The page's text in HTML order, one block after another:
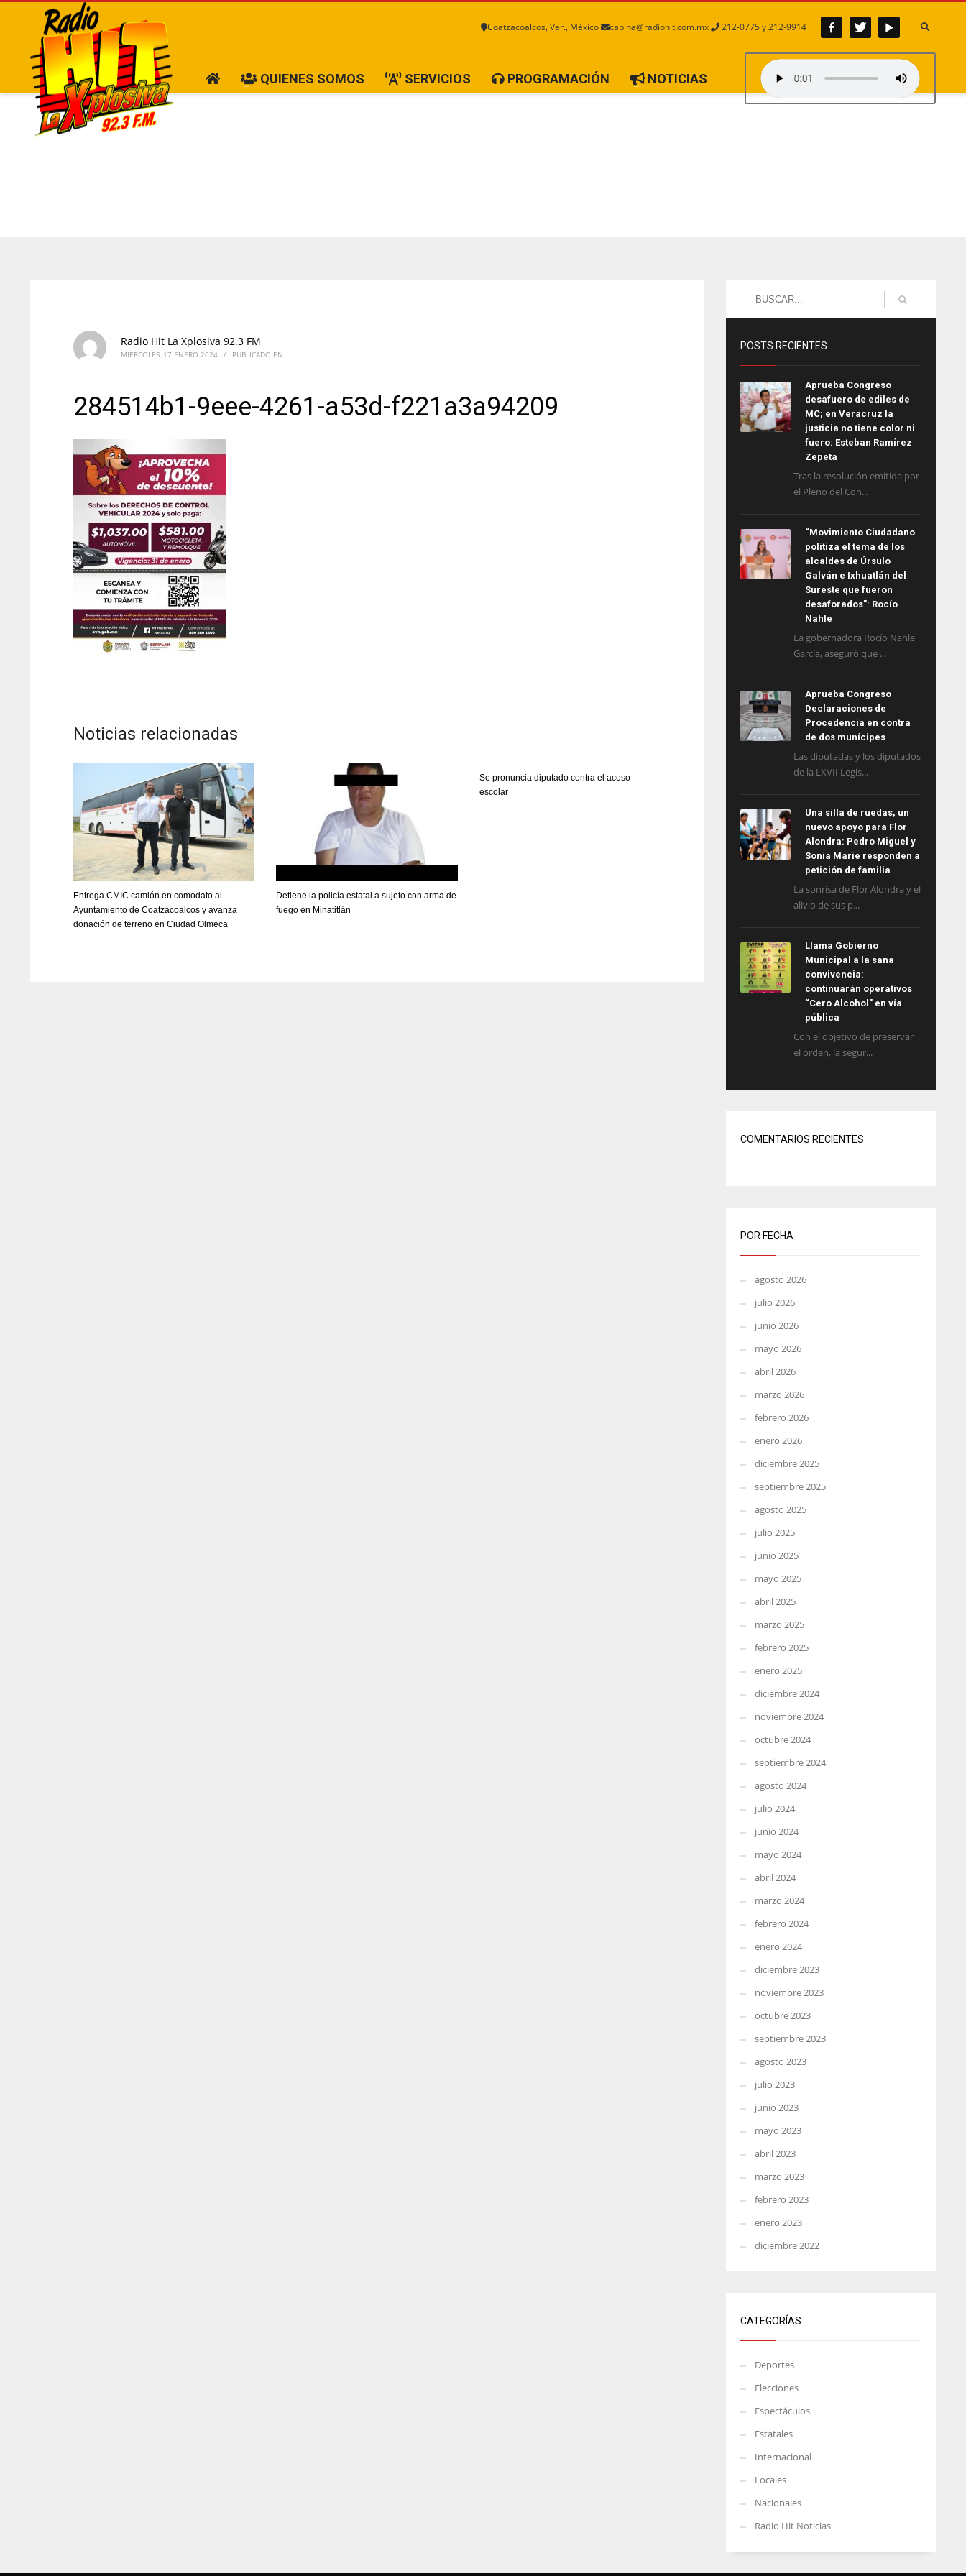
Coatzacoalcos, Ver., México cabina@radiohit.com.mx 212-0775 y 212-9914
QUIENES SOMOS SERVICIOS PROGRAMACIÓN NOTICIAS
Radio Hit La Xplosiva 92.3 FM
MIÉRCOLES, 17 ENERO 2024 / PUBLICADO EN
284514b1-9eee-4261-a53d-f221a3a94209
Noticias relacionadas
Entrega CMIC camión en comodato al
Ayuntamiento de Coatzacoalcos y avanza
donación de terreno en Ciudad Olmeca
Detiene la policía estatal a sujeto con arma de
fuego en Minatitlán
Se pronuncia diputado contra el acoso
escolar
POSTS RECIENTES
Aprueba Congreso
desafuero de ediles de
MC; en Veracruz la
justicia no tiene color ni
fuero: Esteban Ramírez
Zepeta
Tras la resolución emitida por
el Pleno del Con...
“Movimiento Ciudadano
politiza el tema de los
alcaldes de Úrsulo
Galván e Ixhuatlán del
Sureste que fueron
desaforados”: Rocío
Nahle
La gobernadora Rocío Nahle
García, aseguró que ...
Aprueba Congreso
Declaraciones de
Procedencia en contra
de dos munícipes
Las diputadas y los diputados
de la LXVII Legis...
Una silla de ruedas, un
nuevo apoyo para Flor
Alondra: Pedro Miguel y
Sonia Marie responden a
petición de familia
La sonrisa de Flor Alondra y el
alivio de sus p...
Llama Gobierno
Municipal a la sana
convivencia:
continuarán operativos
“Cero Alcohol” en vía
pública
Con el objetivo de preservar
el orden, la segur...
COMENTARIOS RECIENTES
POR FECHA
agosto 2026
julio 2026
junio 2026
mayo 2026
abril 2026
marzo 2026
febrero 2026
enero 2026
diciembre 2025
septiembre 2025
agosto 2025
julio 2025
junio 2025
mayo 2025
abril 2025
marzo 2025
febrero 2025
enero 2025
diciembre 2024
noviembre 2024
octubre 2024
septiembre 2024
agosto 2024
julio 2024
junio 2024
mayo 2024
abril 2024
marzo 2024
febrero 2024
enero 2024
diciembre 2023
noviembre 2023
octubre 2023
septiembre 2023
agosto 2023
julio 2023
junio 2023
mayo 2023
abril 2023
marzo 2023
febrero 2023
enero 2023
diciembre 2022
CATEGORÍAS
Deportes
Elecciones
Espectáculos
Estatales
Internacional
Locales
Nacionales
Radio Hit Noticias